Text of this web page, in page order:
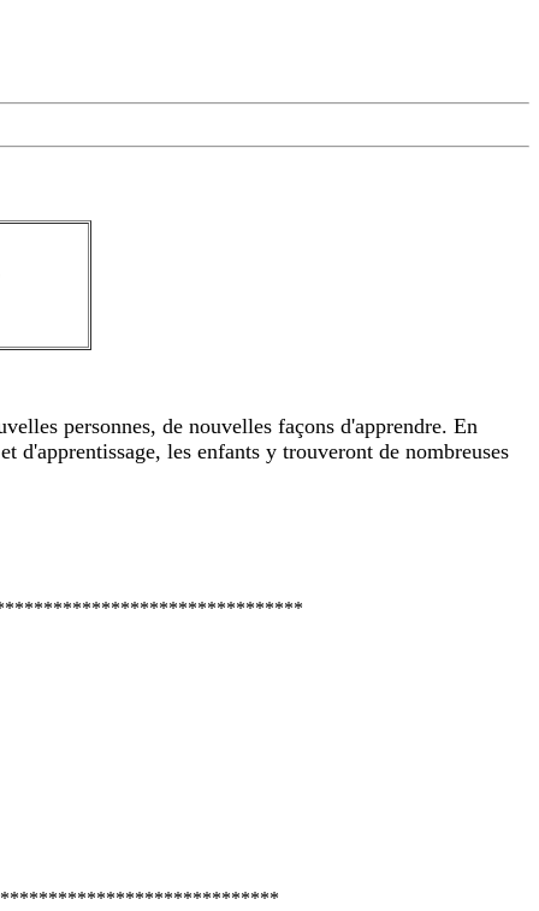
personnes, de nouvelles façons d'apprendre. En
d'apprentissage, les enfants y trouveront de nombreuses